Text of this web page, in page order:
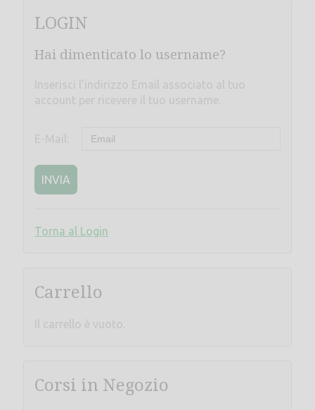
LOGIN
Hai dimenticato lo username?
Inserisci l'indirizzo Email associato al tuo
account per ricevere il tuo username.
E-Mail:
INVIA
Torna al Login
Carrello
Il carrello è vuoto.
Corsi in Negozio